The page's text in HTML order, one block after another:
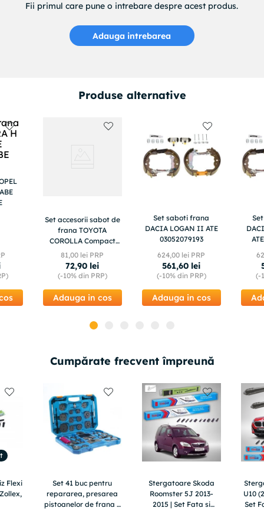
Fii primul care pune o intrebare despre acest produs.
Adauga intrebarea
Produse alternative
Set accesorii sabot de
frana TOYOTA
COROLLA Compact
E10 ATE 03013791142
81,00 lei PRP
72,90 lei
(-10%din PRP)
Adauga in cos
Set saboti frana
DACIA LOGAN II ATE
03052079193
624,00 lei PRP
561,60 lei
(-10%din PRP)
Adauga in cos
(-
Cumpărate frecvent împreună
Flexi
Set 41 buc pentru
repararea, presarea
pistoanelor de frana +
Stergatoare Skoda
Roomster 5J 2013-
2015 | Set Fata si
U10
Set